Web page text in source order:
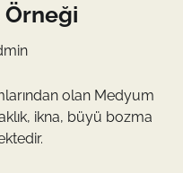
Örneği
olan Medyum
ikna, büyü bozma